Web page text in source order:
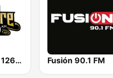
La Comadre 1260 AM Fusión 90.1 FM